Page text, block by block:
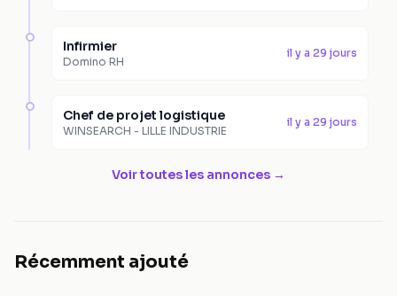
Infirmier
Domino RH
il y a 29 jours
Chef de projet logistique
WINSEARCH - LILLE INDUSTRIE
il y a 29 jours
Voir toutes les annonces →
Récemment ajouté